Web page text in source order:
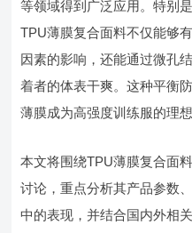
等领域得到广泛应用。特别
TPU薄膜复合面料不仅能够
因素的影响，还能通过微孔
着者的体表干爽。这种平衡
薄膜成为高强度训练服的理想
本文将围绕TPU薄膜复合面
讨论，重点分析其产品参数
中的表现，并结合国内外相